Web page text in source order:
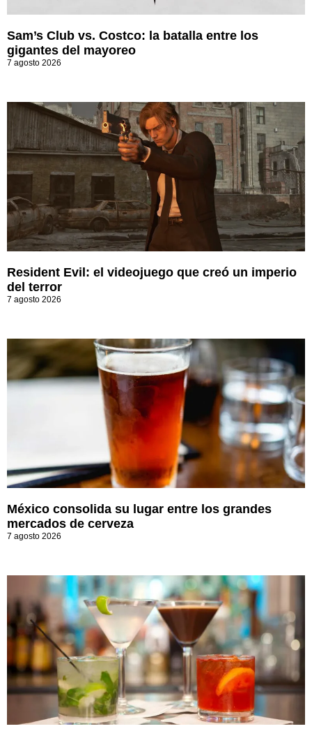
Sam’s Club vs. Costco: la batalla entre los
gigantes del mayoreo
7 agosto 2026
Resident Evil: el videojuego que creó un imperio
del terror
7 agosto 2026
México consolida su lugar entre los grandes
mercados de cerveza
7 agosto 2026